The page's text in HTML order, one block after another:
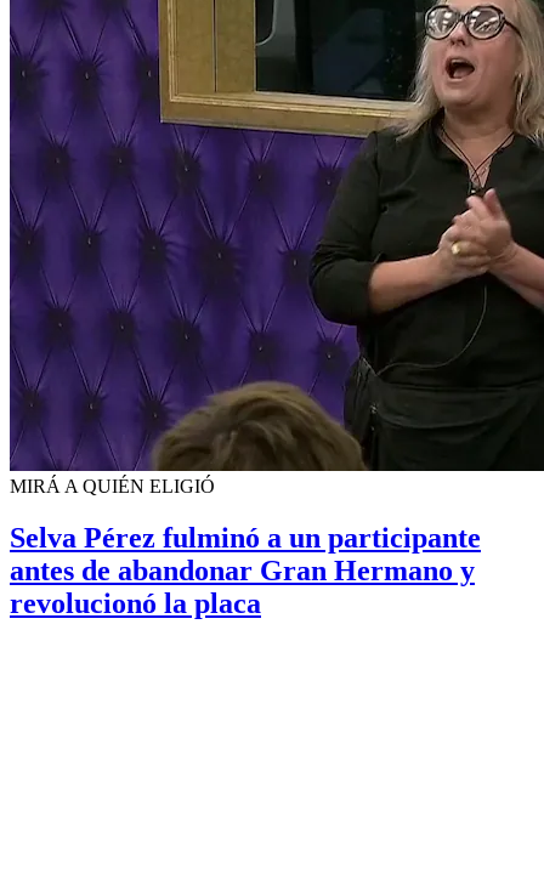
MIRÁ A QUIÉN ELIGIÓ
Selva Pérez fulminó a un participante
antes de abandonar Gran Hermano y
revolucionó la placa